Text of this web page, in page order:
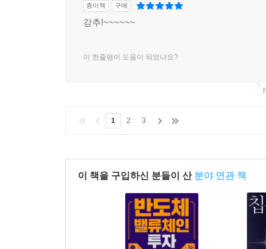
종이책 구매
강추!~~~~~~
이 한줄평이 도움이 되었나요?
1 2 3
이 책을 구입하신 분들이 산 분야 연관 책